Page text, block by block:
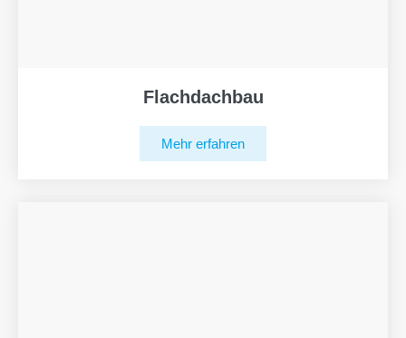
Flachdachbau
Mehr erfahren